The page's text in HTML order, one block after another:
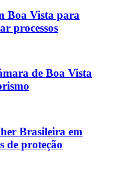
Boa Vista para
processos
de Boa Vista
Brasileira em
de proteção